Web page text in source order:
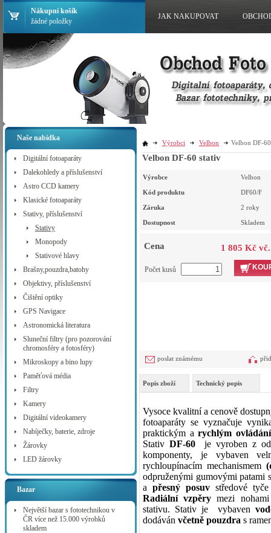
Naše nabídka
Digitální fotoaparáty
Dalekohledy a příslušenství
Astro CCD kamery
Klasické fotoaparáty
Stativy, příslušenství
Stativy
Monopody
Stativové hlavy
Brašny,pouzdra,batohy
Objektivy, příslušenství
Čištění optiky
GPS Navigace
Astronomická literatura
Sluneční filtry (pro pozorování
chromosféry a fotosféry)
Mikroskopy a bino lupy
Paměťová média
Filtry
Kamery
Digitální videokamery
Nabíječky, baterie, zdroje
Žárovky
LED žárovky
Bazar
Největší bazar s fototechnikou v
ČR více než 15.000 výrobků
skladem
Výrobci Velbon Velbon DF-
Velbon DF-60 stativ
Výrobce Velbon
Kód produktu DF60/F
Záruka 2 roky
Dostupnost Skladem
Cena 1 805 Kč
Počet kusů
poslat známému
Popis zboží Technický popis
Vysoce kvalitní a cenově
fotoaparáty se vyznačuje
praktickým arychlým
Stativ DF-60je vyroben z
komponenty, je vybaven
rychloupínacím mechanismem
odpruženými gumovými patami
apřesný posuv středové
Radiální vzpěry mezi
stativu. Stativ je vybaven
dodáván včetně pouzdra s
Nákupní košík
žádné položky
JAK NAKUPOVAT